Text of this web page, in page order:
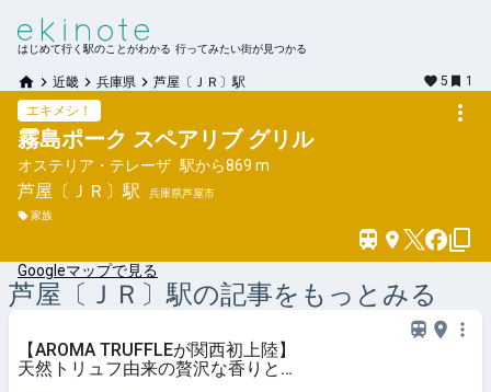
はじめて行く駅のことがわかる 行ってみたい街が見つかる
近畿 兵庫県 芦屋〔ＪＲ〕駅 5
1
エキメシ！
霧島ポーク スペアリブ グリル
オステリア・テレーザ 駅から869 m
芦屋〔ＪＲ〕駅
兵庫県芦屋市
家族
Googleマップで見る
芦屋〔ＪＲ〕駅の記事をもっとみる
【AROMA TRUFFLEが関西初上陸】
天然トリュフ由来の贅沢な香りと素